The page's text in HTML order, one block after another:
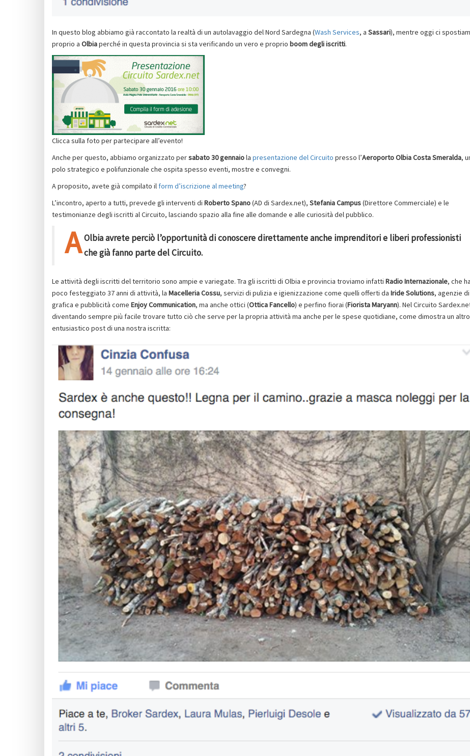
In questo blog abbiamo già raccontato la realtà di un autolavaggio del Nord Sardegna (Wash Services, a Sassari), mentre oggi ci
proprio a Olbiaperché in questa provincia si sta verificando un vero e proprio boom degli iscritti.
Clicca sulla foto per partecipare all’evento!
Anche per questo, abbiamo organizzato persabato 30 gennaiola presentazione del Circuito presso l’Aeroporto Olbia Costa Smeralda,
polo strategico e polifunzionale che ospita spesso eventi, mostre e convegni.
A proposito, avete già compilato il form d’iscrizione al meeting?
L’incontro, aperto a tutti, prevede gli interventi di Roberto Spano(AD di Sardex.net), Stefania Campus(Direttore Commerciale) e le
testimonianze degli iscritti al Circuito, lasciando spazio alla fine alle domande e alle curiosità del pubblico.
A Olbia avrete perciò l’opportunità di conoscere direttamente anche imprenditori e liberi professionisti
che già fanno parte del Circuito.
Le attività degli iscritti del territorio sono ampie e variegate. Tra gli iscritti di Olbia e provincia troviamo infatti Radio Internazionale, che
poco festeggiato 37 anni di attività, la Macelleria Cossu, servizi di pulizia e igienizzazione come quelli offerti da Iride Solutions, agenzie di
grafica e pubblicità come Enjoy Communication, ma anche ottici (Ottica Fancello) e perfino fiorai (Fiorista Maryann). Nel Circuito
diventando sempre più facile trovare tutto ciò che serve per la propria attività ma anche per le spese quotidiane, come dimostra un altro
entusiastico post di una nostra iscritta: